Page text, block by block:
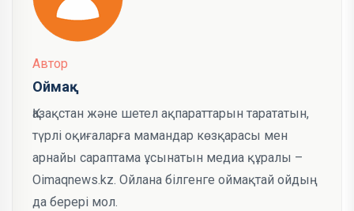
Автор
Оймақ
Қазақстан және шетел ақпараттарын тарататын,
түрлі оқиғаларға мамандар көзқарасы мен
арнайы сараптама ұсынатын медиа құралы –
Oimaqnews.kz. Ойлана білгенге оймақтай ойдың
да берері мол.